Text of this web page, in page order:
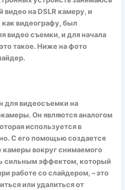
на DSLR камеру, и
видеографу, был
видео съемки, и для начала
такое. Ниже на фото
для видеосъемки на
Он являются аналогом
используется в
С его помощью создается
вокруг снимаемого
сильным эффектом, который
работе со слайдером, – это
или удалиться от